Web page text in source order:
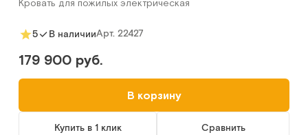
Кровать для пожилых электрическая
5 В наличииАрт. 22427
179 900 руб.
В корзину
Купить в 1 клик Сравнить